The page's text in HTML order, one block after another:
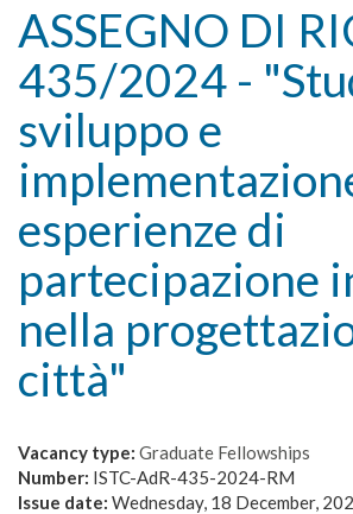
ASSEGNO DI
435/2024 -
sviluppo e
esperienze di
partecipazione
nella
città"
Vacancy type: Graduate Fellowships
Number: ISTC-AdR-435-2024-RM
Issue date: Wednesday, 18 December,